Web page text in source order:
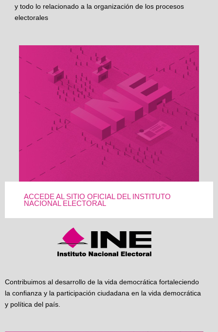
y todo lo relacionado a la organización de los procesos
electorales
ACCEDE AL SITIO OFICIAL DEL INSTITUTO
NACIONAL ELECTORAL
Contribuimos al desarrollo de la vida democrática fortaleciendo
la confianza y la participación ciudadana en la vida democrática
y política del país.